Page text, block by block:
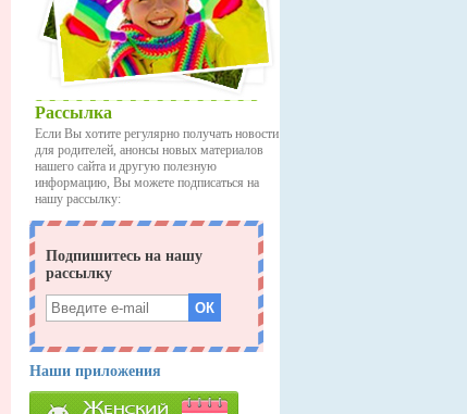
Рассылка
Если Вы хотите регулярно получать новости
для родителей, анонсы новых материалов
нашего сайта и другую полезную
информацию, Вы можете подписаться на
нашу рассылку:
Наши приложения